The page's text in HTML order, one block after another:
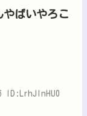
ばいやろこ
ID:LrhJlnHU0